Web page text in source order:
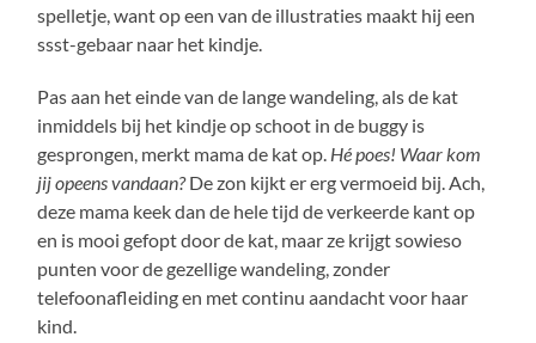
spelletje, want op een van de illustraties maakt hij een
ssst-gebaar naar het kindje.
Pas aan het einde van de lange wandeling, als de kat
inmiddels bij het kindje op schoot in de buggy is
gesprongen, merkt mama de kat op. Hé poes! Waar kom
jij opeens vandaan?De zon kijkt er erg vermoeid bij. Ach,
deze mama keek dan de hele tijd de verkeerde kant op
en is mooi gefopt door de kat, maar ze krijgt sowieso
punten voor de gezellige wandeling, zonder
telefoonafleiding en met continu aandacht voor haar
kind.